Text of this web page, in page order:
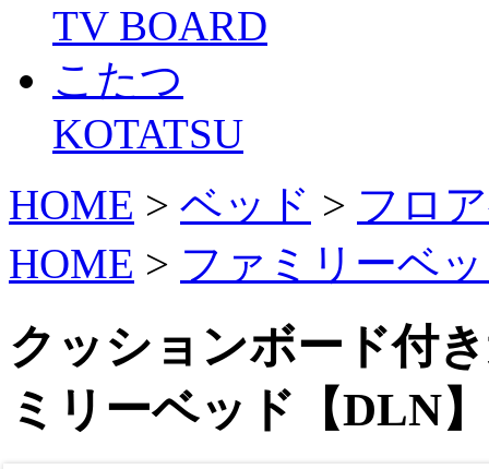
TV BOARD
こたつ
KOTATSU
HOME > ベッド > フロ
HOME > ファミリーベ
クッションボード付
ミリーベッド【DLN】